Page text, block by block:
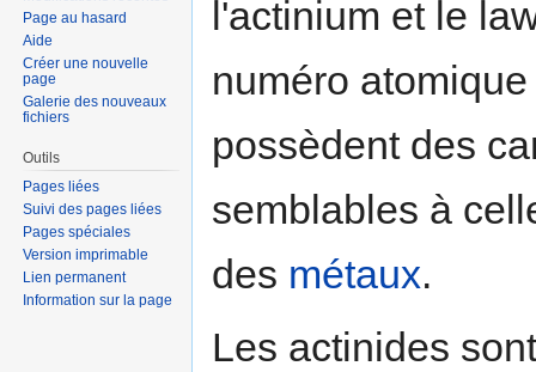
l'actinium et le
numéro
possèdent des
semblables à
des métaux.
Les actinides
Page au hasard
Aide
Créer une nouvelle
page
Galerie des nouveaux
fichiers
Outils
Pages liées
Suivi des pages liées
Pages spéciales
Version imprimable
Lien permanent
Information sur la page